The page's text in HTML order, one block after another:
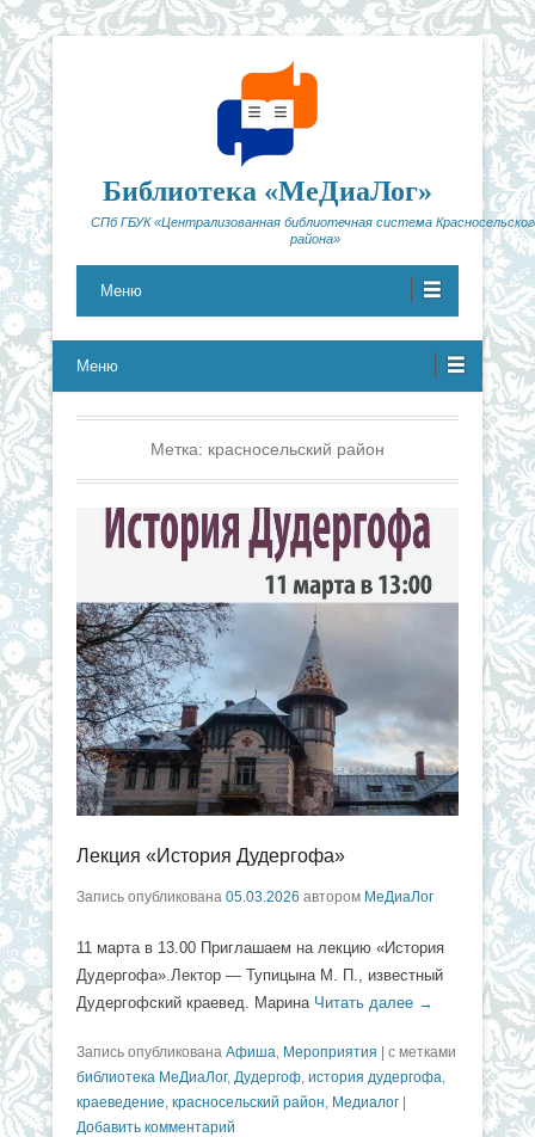
Библиотека «МеДиаЛог»
СПб ГБУК «Централизованная библиотечная система
района»
Меню
Меню
Метка: красносельский район
Лекция «История Дудергофа»
Запись опубликована 05.03.2026 автором МеДиаЛог
11 марта в 13.00 Приглашаем на лекцию «История
Дудергофа».Лектор — Тупицына М. П., известный
Дудергофский краевед. Марина Читать далее →
Запись опубликована Афиша Мероприятия | с метками
библиотека МеДиаЛог, Дудергоф история дудергофа
краеведение красносельский район Медиалог |
Добавить комментарий